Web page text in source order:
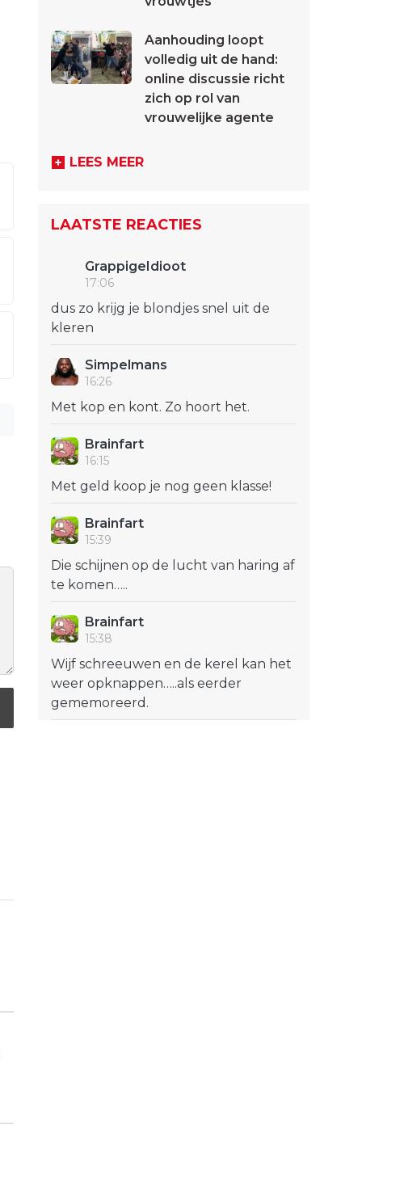
Aanhouding loopt
volledig uit de hand:
online discussie richt
zich op rol van
vrouwelijke agente
LEES MEER
LAATSTE REACTIES
GrappigeIdioot
17:06
dus zo krijg je blondjes snel uit de
kleren
Simpelmans
16:26
Met kop en kont. Zo hoort het.
Brainfart
16:15
Met geld koop je nog geen klasse!
Brainfart
15:39
Die schijnen op de lucht van haring af
te komen…..
Brainfart
15:38
Wijf schreeuwen en de kerel kan het
weer opknappen…..als eerder
gememoreerd.